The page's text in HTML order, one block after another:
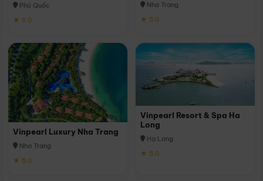
Phú Quốc
★ 5.0
Nha Trang
★ 5.0
Vinpearl Luxury Nha Trang
Nha Trang
★ 5.0
Vinpearl Resort & Spa Ha
Long
Hạ Long
★ 5.0